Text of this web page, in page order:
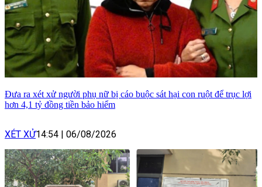
Đưa ra xét xử người phụ nữ bị cáo buộc sát hại con ruột để trục lợi
hơn 4,1 tỷ đồng tiền bảo hiểm
XÉT XỬ14:54 06/08/2026